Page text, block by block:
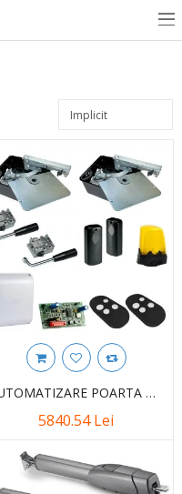
AUTOMATIZARE POARTA BATANTA, FROG KIT, CANAT 3,5M/400KG. FULL 001U1901ML-KIT FROG FULL
5840.54 Lei